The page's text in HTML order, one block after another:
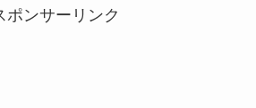
ポンサーリンク